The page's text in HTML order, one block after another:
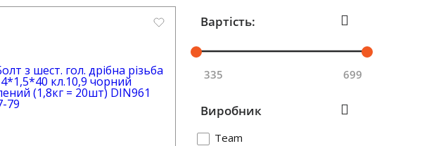
Вартість:
335 699
Виробник
Team